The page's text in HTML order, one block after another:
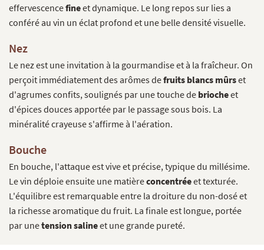
effervescencefineet dynamique. Le long repos sur lies a
conféré au vin un éclat profond et une belle densité visuelle.
Nez
Le nez est une invitation à la gourmandise et à la fraîcheur. On
perçoit immédiatement des arômes defruits blancs mûrset
d'agrumes confits, soulignés par une touche de briocheet
d'épices douces apportée par le passage sous bois. La
minéralité crayeuse s'affirme à l'aération.
Bouche
En bouche, l'attaque est vive et précise, typique du millésime.
Le vin déploie ensuite une matièreconcentréeet texturée.
L'équilibre est remarquable entre la droiture du non-dosé et
la richesse aromatique du fruit. La finale est longue, portée
par unetension salineet une grande pureté.